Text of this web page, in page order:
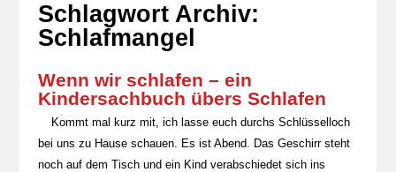
Schlagwort Archiv:
Schlafmangel
Wenn wir schlafen – ein
Kindersachbuch übers Schlafen
Kommt mal kurz mit, ich lasse euch durchs Schlüsselloch
bei uns zu Hause schauen. Es ist Abend. Das Geschirr steht
noch auf dem Tisch und ein Kind verabschiedet sich ins